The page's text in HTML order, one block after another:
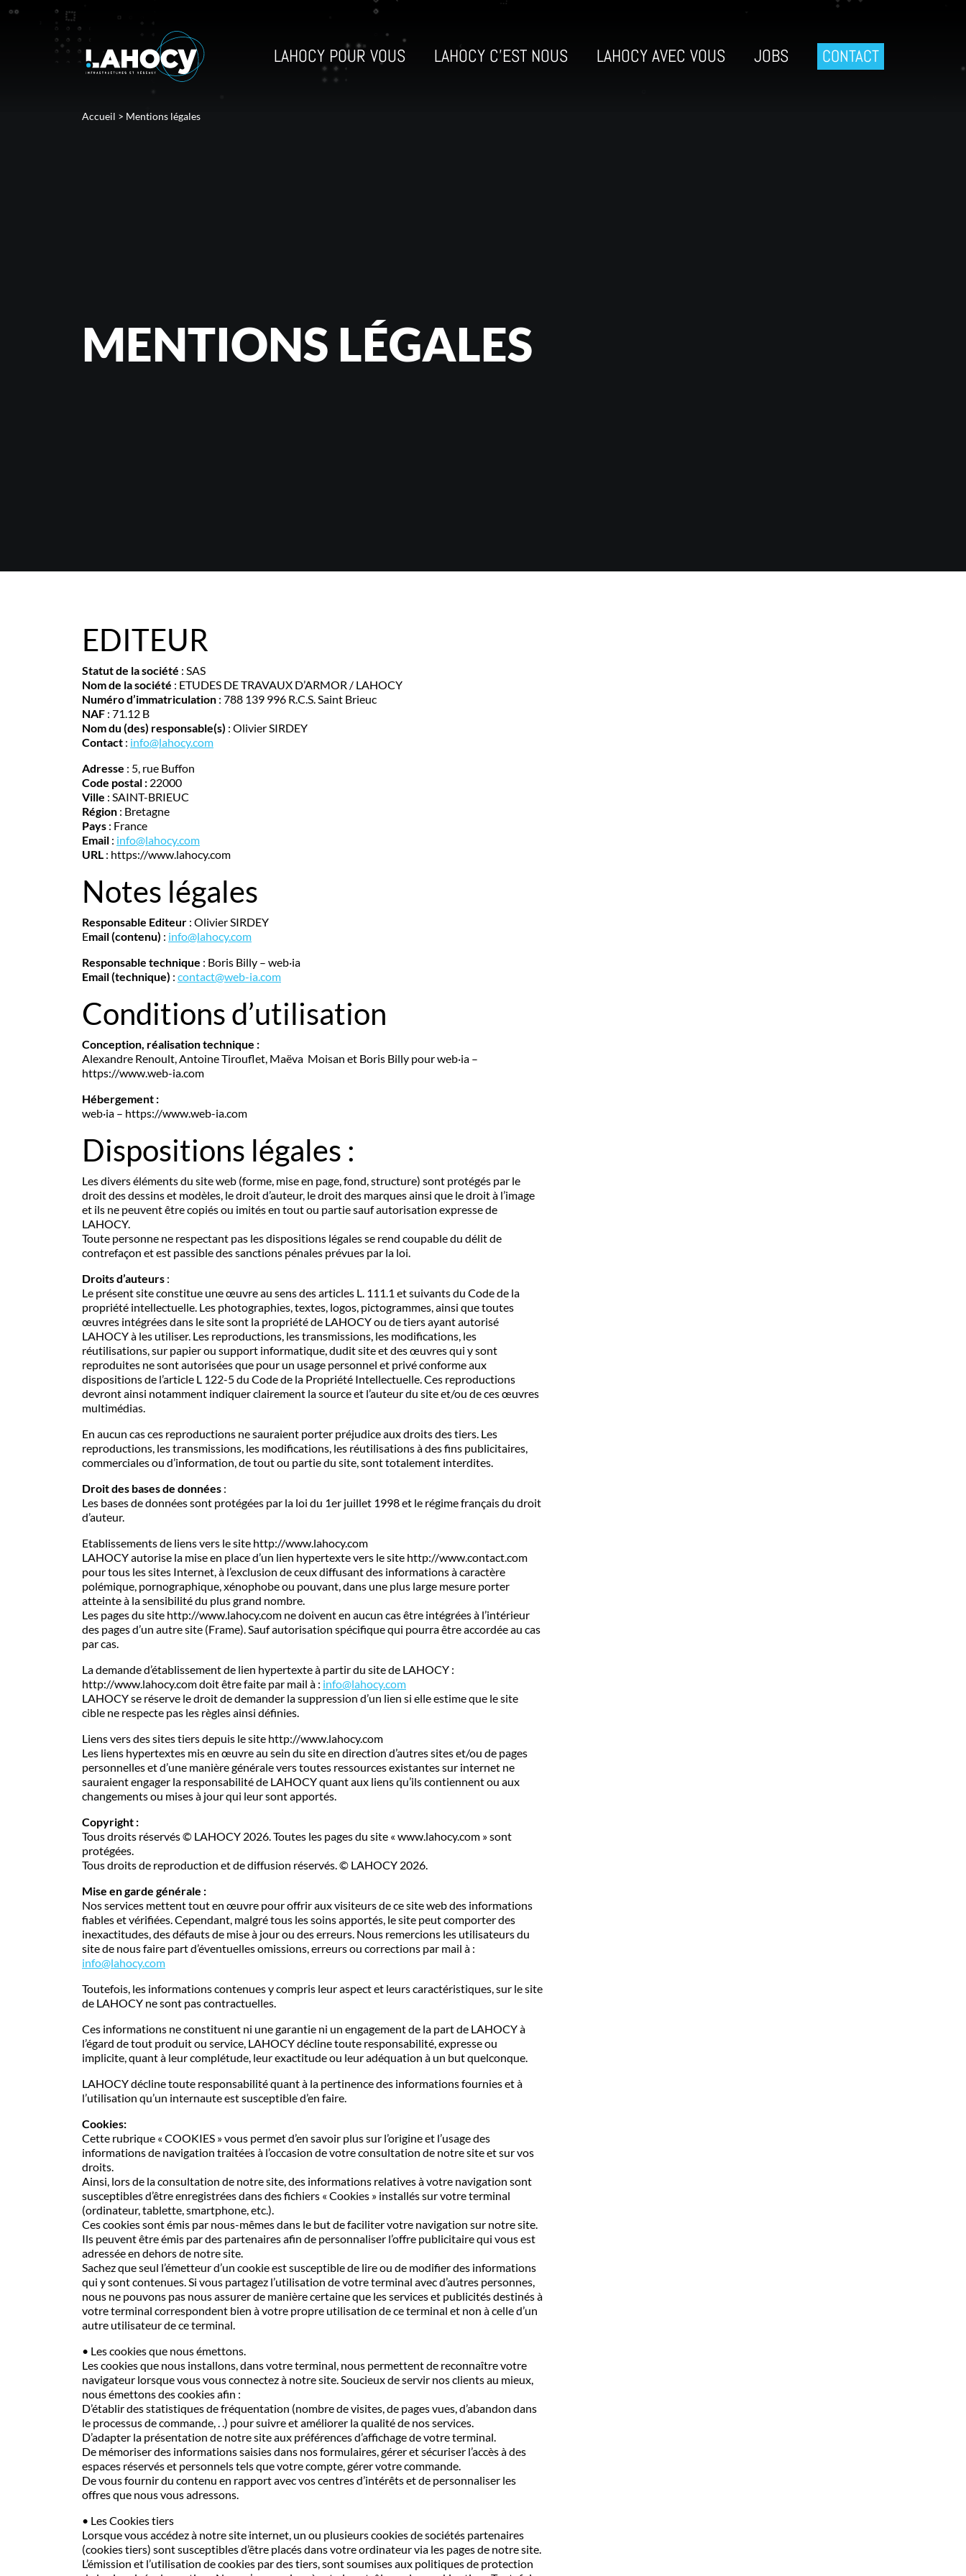
LAHOCY POUR VOUS LAHOCY C’EST NOUS LAHOCY AVEC VOUS JOBS CONTACT
Accueil > Mentions légales
MENTIONS LÉGALES
EDITEUR
Statut de la société : SAS
Nom de la société : ETUDES DE TRAVAUX D’ARMOR / LAHOCY
Numéro d’immatriculation : 788 139 996 R.C.S. Saint Brieuc
NAF : 71.12 B
Nom du (des) responsable(s) : Olivier SIRDEY
Contact : info@lahocy.com
Adresse : 5, rue Buffon
Code postal : 22000
Ville : SAINT-BRIEUC
Région : Bretagne
Pays : France
Email : info@lahocy.com
URL : https://www.lahocy.com
Notes légales
Responsable Editeur : Olivier SIRDEY
Email (contenu) : info@lahocy.com
Responsable technique : Boris Billy – web·ia
Email (technique) : contact@web-ia.com
Conditions d’utilisation
Conception, réalisation technique :
Alexandre Renoult, Antoine Tirouflet, Maëva Moisan et Boris Billy pour web·ia –
https://www.web-ia.com
Hébergement :
web·ia – https://www.web-ia.com
Dispositions légales :
Les divers éléments du site web (forme, mise en page, fond, structure) sont protégés par le
droit des dessins et modèles, le droit d’auteur, le droit des marques ainsi que le droit à l’image
et ils ne peuvent être copiés ou imités en tout ou partie sauf autorisation expresse de
LAHOCY.
Toute personne ne respectant pas les dispositions légales se rend coupable du délit de
contrefaçon et est passible des sanctions pénales prévues par la loi.
Droits d’auteurs :
Le présent site constitue une œuvre au sens des articles L. 111.1 et suivants du Code de la
propriété intellectuelle. Les photographies, textes, logos, pictogrammes, ainsi que toutes
œuvres intégrées dans le site sont la propriété de LAHOCY ou de tiers ayant autorisé
LAHOCY à les utiliser. Les reproductions, les transmissions, les modifications, les
réutilisations, sur papier ou support informatique, dudit site et des œuvres qui y sont
reproduites ne sont autorisées que pour un usage personnel et privé conforme aux
dispositions de l’article L 122-5 du Code de la Propriété Intellectuelle. Ces reproductions
devront ainsi notamment indiquer clairement la source et l’auteur du site et/ou de ces œuvres
multimédias.
En aucun cas ces reproductions ne sauraient porter préjudice aux droits des tiers. Les
reproductions, les transmissions, les modifications, les réutilisations à des fins publicitaires,
commerciales ou d’information, de tout ou partie du site, sont totalement interdites.
Droit des bases de données :
Les bases de données sont protégées par la loi du 1er juillet 1998 et le régime français du droit
d’auteur.
Etablissements de liens vers le site http://www.lahocy.com
LAHOCY autorise la mise en place d’un lien hypertexte vers le site http://www.contact.com
pour tous les sites Internet, à l’exclusion de ceux diffusant des informations à caractère
polémique, pornographique, xénophobe ou pouvant, dans une plus large mesure porter
atteinte à la sensibilité du plus grand nombre.
Les pages du site http://www.lahocy.com ne doivent en aucun cas être intégrées à l’intérieur
des pages d’un autre site (Frame). Sauf autorisation spécifique qui pourra être accordée au cas
par cas.
La demande d’établissement de lien hypertexte à partir du site de LAHOCY :
http://www.lahocy.com doit être faite par mail à : info@lahocy.com
LAHOCY se réserve le droit de demander la suppression d’un lien si elle estime que le site
cible ne respecte pas les règles ainsi définies.
Liens vers des sites tiers depuis le site http://www.lahocy.com
Les liens hypertextes mis en œuvre au sein du site en direction d’autres sites et/ou de pages
personnelles et d’une manière générale vers toutes ressources existantes sur internet ne
sauraient engager la responsabilité de LAHOCY quant aux liens qu’ils contiennent ou aux
changements ou mises à jour qui leur sont apportés.
Copyright :
Tous droits réservés © LAHOCY 2026. Toutes les pages du site « www.lahocy.com » sont
protégées.
Tous droits de reproduction et de diffusion réservés. © LAHOCY 2026.
Mise en garde générale :
Nos services mettent tout en œuvre pour offrir aux visiteurs de ce site web des informations
fiables et vérifiées. Cependant, malgré tous les soins apportés, le site peut comporter des
inexactitudes, des défauts de mise à jour ou des erreurs. Nous remercions les utilisateurs du
site de nous faire part d’éventuelles omissions, erreurs ou corrections par mail à :
info@lahocy.com
Toutefois, les informations contenues y compris leur aspect et leurs caractéristiques, sur le site
de LAHOCY ne sont pas contractuelles.
Ces informations ne constituent ni une garantie ni un engagement de la part de LAHOCY à
l’égard de tout produit ou service, LAHOCY décline toute responsabilité, expresse ou
implicite, quant à leur complétude, leur exactitude ou leur adéquation à un but quelconque.
LAHOCY décline toute responsabilité quant à la pertinence des informations fournies et à
l’utilisation qu’un internaute est susceptible d’en faire.
Cookies:
Cette rubrique « COOKIES » vous permet d’en savoir plus sur l’origine et l’usage des
informations de navigation traitées à l’occasion de votre consultation de notre site et sur vos
droits.
Ainsi, lors de la consultation de notre site, des informations relatives à votre navigation sont
susceptibles d’être enregistrées dans des fichiers « Cookies » installés sur votre terminal
(ordinateur, tablette, smartphone, etc.).
Ces cookies sont émis par nous-mêmes dans le but de faciliter votre navigation sur notre site.
Ils peuvent être émis par des partenaires afin de personnaliser l’offre publicitaire qui vous est
adressée en dehors de notre site.
Sachez que seul l’émetteur d’un cookie est susceptible de lire ou de modifier des informations
qui y sont contenues. Si vous partagez l’utilisation de votre terminal avec d’autres personnes,
nous ne pouvons pas nous assurer de manière certaine que les services et publicités destinés à
votre terminal correspondent bien à votre propre utilisation de ce terminal et non à celle d’un
autre utilisateur de ce terminal.
• Les cookies que nous émettons.
Les cookies que nous installons, dans votre terminal, nous permettent de reconnaître votre
navigateur lorsque vous vous connectez à notre site. Soucieux de servir nos clients au mieux,
nous émettons des cookies afin :
D’établir des statistiques de fréquentation (nombre de visites, de pages vues, d’abandon dans
le processus de commande, . .) pour suivre et améliorer la qualité de nos services.
D’adapter la présentation de notre site aux préférences d’affichage de votre terminal.
De mémoriser des informations saisies dans nos formulaires, gérer et sécuriser l’accès à des
espaces réservés et personnels tels que votre compte, gérer votre commande.
De vous fournir du contenu en rapport avec vos centres d’intérêts et de personnaliser les
offres que nous vous adressons.
• Les Cookies tiers
Lorsque vous accédez à notre site internet, un ou plusieurs cookies de sociétés partenaires
(cookies tiers) sont susceptibles d’être placés dans votre ordinateur via les pages de notre site.
L’émission et l’utilisation de cookies par des tiers, sont soumises aux politiques de protection